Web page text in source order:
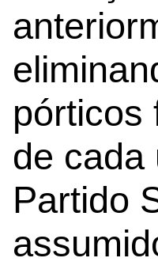
pórticos
de cada
Partido